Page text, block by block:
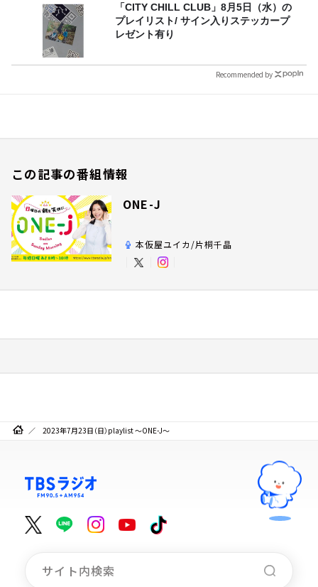
「CITY CHILL CLUB」8月5日（水）の
プレイリスト/ サイン入りステッカープ
レゼント有り
Recommended by
この記事の番組情報
ONE-J
本仮屋ユイカ/片桐千晶
2023年7月23日（日）playlist ～ONE-J～